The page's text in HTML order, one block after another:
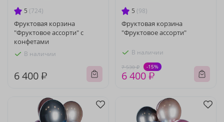
5 (724)
Фруктовая корзина
"Фруктовое ассорти" с
конфетами
В наличии
6 400 ₽
5 (98)
Фруктовая корзина
"Фруктовое ассорти"
В наличии
7 530 ₽ -15%
6 400 ₽